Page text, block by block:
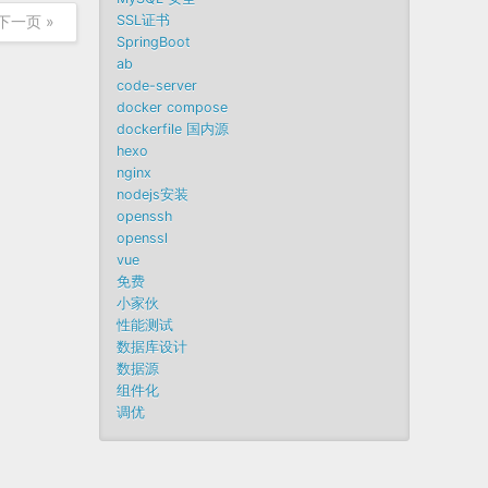
一页 »
SSL证书
SpringBoot
ab
code-server
docker compose
dockerfile 国内源
hexo
nginx
nodejs安装
openssh
openssl
vue
免费
小家伙
性能测试
数据库设计
数据源
组件化
调优